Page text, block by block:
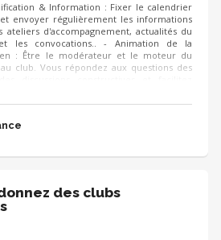
& Information : Fixer le calendrier
envoyer régulièrement les informations
ateliers d'accompagnement, actualités du
les convocations.. - Animation de la
: Être le modérateur et le moteur du
club. Vous répondez aux questions des
- Suivi et Qualité : Suivre le niveau
du club, analyser les retours via des
des clubs